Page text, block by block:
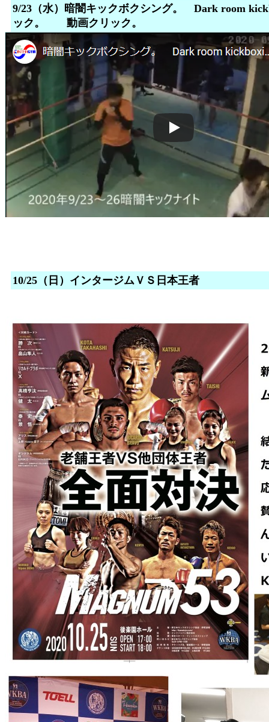
9/23（水）暗闇キックボクシング。 Dark room
ック。 動画クリック。
10/25（日）インタージムＶＳ日本王者